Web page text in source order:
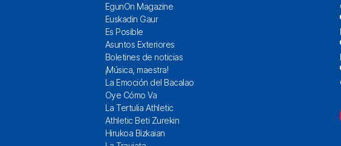
EgunOn Magazine
Euskadin Gaur
Es Posible
Asuntos Exteriores
Boletines de noticias
¡Música, maestra!
La Emoción del Bacalao
Oye Cómo Va
La Tertulia Athletic
Athletic Beti Zurekin
Hirukoa Bizkaian